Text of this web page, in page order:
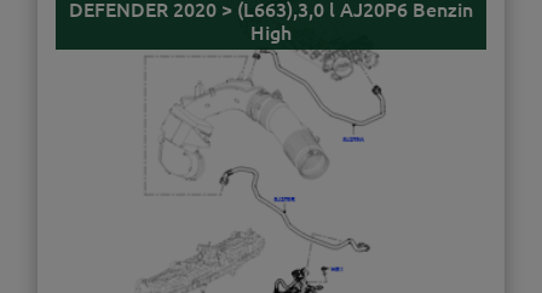
DEFENDER 2020 > (L663),3,0 l AJ20P6 Benzin
High